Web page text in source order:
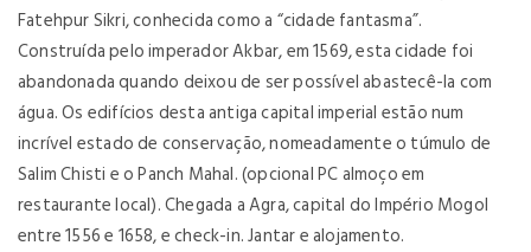
Fatehpur Sikri, conhecida como a “cidade fantasma”.
Construída pelo imperador Akbar, em 1569, esta cidade foi
abandonada quando deixou de ser possível abastecê-la com
água. Os edifícios desta antiga capital imperial estão num
incrível estado de conservação, nomeadamente o túmulo de
Salim Chisti e o Panch Mahal. (opcional PC almoço em
restaurante local). Chegada a Agra, capital do Império Mogol
entre 1556 e 1658, e check-in. Jantar e alojamento.